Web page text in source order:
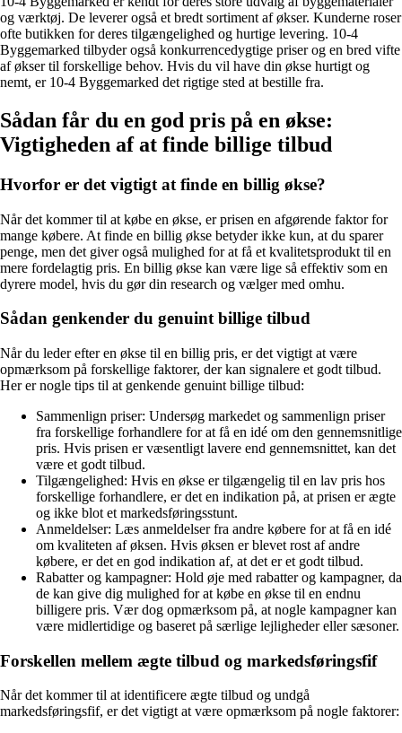
og værktøj. De leverer også et bredt sortiment af økser. Kunderne roser
ofte butikken for deres tilgængelighed og hurtige levering. 10-4
Byggemarked tilbyder også konkurrencedygtige priser og en bred vifte
af økser til forskellige behov. Hvis du vil have din økse hurtigt og
nemt, er 10-4 Byggemarked det rigtige sted at bestille fra.
Sådan får du en god pris på en økse:
Vigtigheden af at finde billige tilbud
Hvorfor er det vigtigt at finde en billig økse?
Når det kommer til at købe en økse, er prisen en afgørende faktor for
mange købere. At finde en billig økse betyder ikke kun, at du sparer
penge, men det giver også mulighed for at få et kvalitetsprodukt til en
mere fordelagtig pris. En billig økse kan være lige så effektiv som en
dyrere model, hvis du gør din research og vælger med omhu.
Sådan genkender du genuint billige tilbud
Når du leder efter en økse til en billig pris, er det vigtigt at være
opmærksom på forskellige faktorer, der kan signalere et godt tilbud.
Her er nogle tips til at genkende genuint billige tilbud:
Sammenlign priser: Undersøg markedet og sammenlign priser
fra forskellige forhandlere for at få en idé om den gennemsnitlige
pris. Hvis prisen er væsentligt lavere end gennemsnittet, kan det
være et godt tilbud.
Tilgængelighed: Hvis en økse er tilgængelig til en lav pris hos
forskellige forhandlere, er det en indikation på, at prisen er ægte
og ikke blot et markedsføringsstunt.
Anmeldelser: Læs anmeldelser fra andre købere for at få en idé
om kvaliteten af øksen. Hvis øksen er blevet rost af andre
købere, er det en god indikation af, at det er et godt tilbud.
Rabatter og kampagner: Hold øje med rabatter og kampagner, da
de kan give dig mulighed for at købe en økse til en endnu
billigere pris. Vær dog opmærksom på, at nogle kampagner kan
være midlertidige og baseret på særlige lejligheder eller sæsoner.
Forskellen mellem ægte tilbud og markedsføringsfif
Når det kommer til at identificere ægte tilbud og undgå
markedsføringsfif, er det vigtigt at være opmærksom på nogle faktorer: